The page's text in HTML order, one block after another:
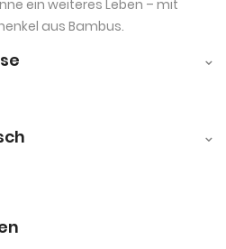
ein weiteres Leben – mit
aus Bambus.